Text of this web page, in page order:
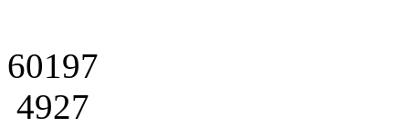
60197
4927